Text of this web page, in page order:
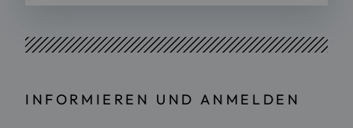
INFORMIEREN UND ANMELDEN